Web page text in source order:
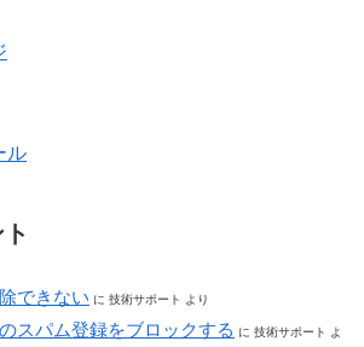
ル
できない に 技術サポート より
スパム登録をブロックする に 技術サポート よ